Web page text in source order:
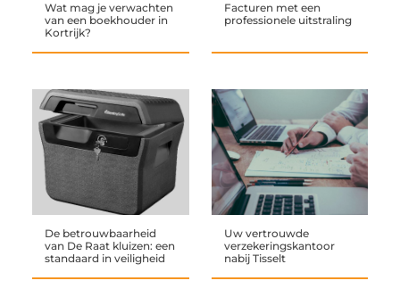
Wat mag je verwachten
van een boekhouder in
Kortrijk?
Facturen met een
professionele uitstraling
De betrouwbaarheid
van De Raat kluizen: een
standaard in veiligheid
Uw vertrouwde
verzekeringskantoor
nabij Tisselt